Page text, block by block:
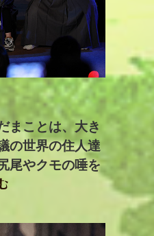
まことは、大き
の世界の住人達
尾やクモの唾を